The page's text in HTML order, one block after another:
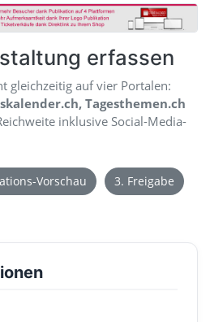
erfassen
gleichzeitig auf vier Portalen:
Tagesthemen.ch
inklusive Social-Media-
Vorschau
3. Freigabe